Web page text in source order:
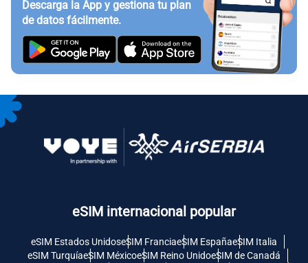
Descarga la App y gestiona tu plan
de datos fácilmente.
eSIM internacional popular
eSIM Estados UnidoseSIM FranciaeSIM EspañaeSIM Italia
eSIM TurquíaeSIM MéxicoeSIM Reino UnidoeSIM de Canadá